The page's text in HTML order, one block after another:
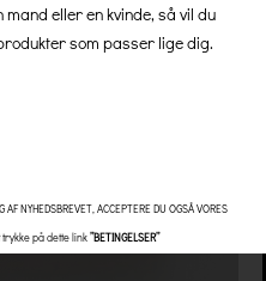
eller en kvinde, så vil du
som passer lige dig.
NYHEDSBREVET, ACCEPTERE DU OGSÅ VORES
på dette link”BETINGELSER”